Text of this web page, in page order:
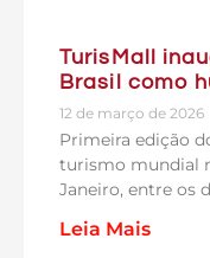
TurisMall
Brasil como
12 de março de 2026
Primeira edição
turismo mundial
Janeiro, entre os
Leia Mais